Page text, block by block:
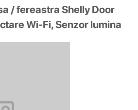
/ fereastra Shelly Door
Wi-Fi, Senzor lumina